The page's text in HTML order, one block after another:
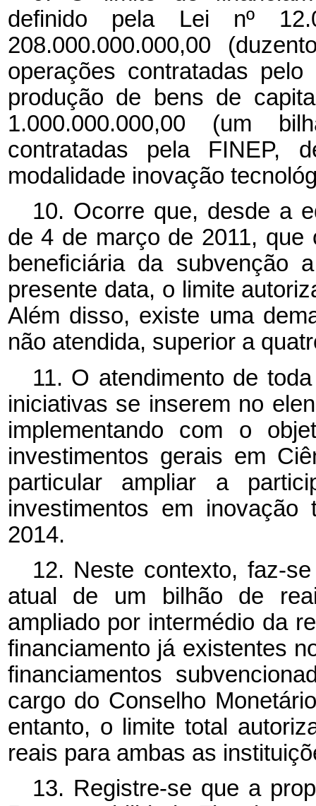
definido pela Lei nº
208.000.000.000,00
operações contratadas
produção de bens de
1.000.000.000,00 (um
contratadas pela FINEP,
modalidade inovação
10. Ocorre que, desde a
de 4 de março de 2011, que
beneficiária da subvenção
presente data, o limite
Além disso, existe uma
não atendida, superior a
11. O atendimento de
iniciativas se inserem no
implementando com o
investimentos gerais em
particular ampliar a
investimentos em
2014.
12. Neste contexto, faz-
atual de um bilhão de
ampliado por intermédio da
financiamento já existentes
financiamentos
cargo do Conselho
entanto, o limite total
reais para ambas as
13. Registre-se que a